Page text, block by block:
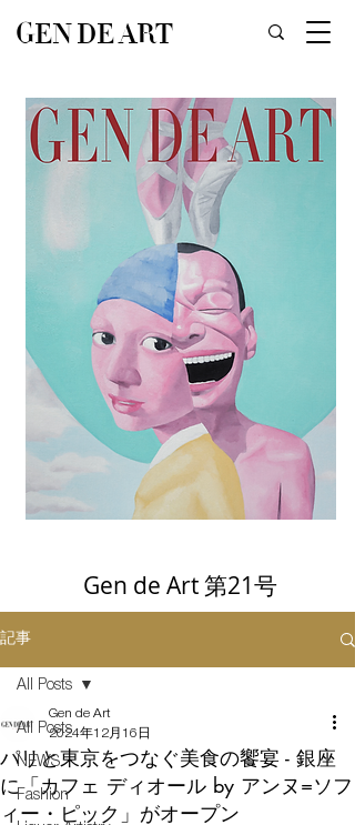
GEN DE ART
Gen de Art 第21号
記事
All Posts
NEWS
Fashion
All Posts
パリと東京をつなぐ美食の饗宴 - 銀座
に「カフェ ディオール by アンヌ=ソフ
ィー・ピック」がオープン
Gen de Art
2024年12月16日